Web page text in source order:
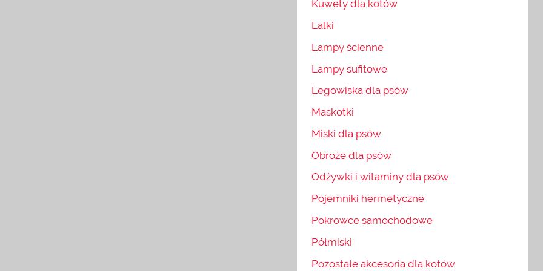
Kuwety dla kotów
Lalki
Lampy ścienne
Lampy sufitowe
Legowiska dla psów
Maskotki
Miski dla psów
Obroże dla psów
Odżywki i witaminy dla psów
Pojemniki hermetyczne
Pokrowce samochodowe
Półmiski
Pozostałe akcesoria dla kotów